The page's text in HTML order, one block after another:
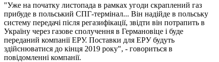
"Уже на початку листопада в рамках угоди скраплений газ
прибуде в польський СПГ-термінал... Він надійде в польську
систему передачі після регазифікації, звідти він потрапить в
Україну через газове сполучення в Германовіце і буде
переданий компанії ЕРУ. Поставки для ЕРУ будуть
здійснюватися до кінця 2019 року", - говориться в
повідомленні компанії.